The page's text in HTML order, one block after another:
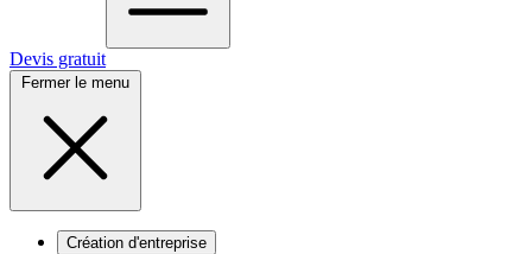
Devis gratuit
Fermer le menu
Création d'entreprise